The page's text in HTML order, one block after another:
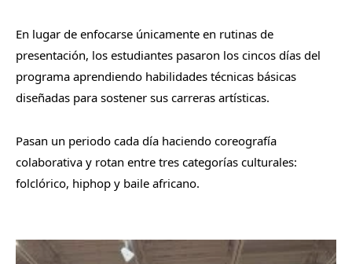
En lugar de enfocarse únicamente en rutinas de
presentación, los estudiantes pasaron los cincos días del
programa aprendiendo habilidades técnicas básicas
diseñadas para sostener sus carreras artísticas.
Pasan un periodo cada día haciendo coreografía
colaborativa y rotan entre tres categorías culturales:
folclórico, hiphop y baile africano.